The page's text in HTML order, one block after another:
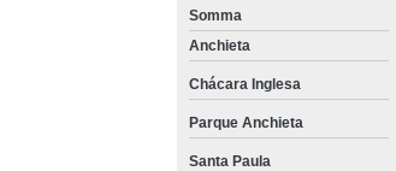
Somma
Anchieta
Chácara Inglesa
Parque Anchieta
Santa Paula